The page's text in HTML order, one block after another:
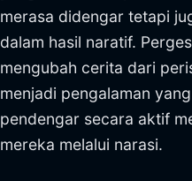
merasa didengar tetapi
dalam hasil naratif.
mengubah cerita dari
menjadi pengalaman
pendengar secara aktif
mereka melalui narasi.